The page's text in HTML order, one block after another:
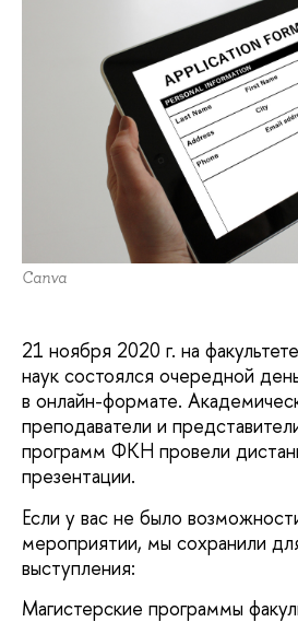
Canva
21 ноября 2020 г. на
наук состоялся очередной
в онлайн-формате.
преподаватели и
программ ФКН провели
презентации.
Если у вас не было
мероприятии, мы сохранили
выступления:
Магистерские программы